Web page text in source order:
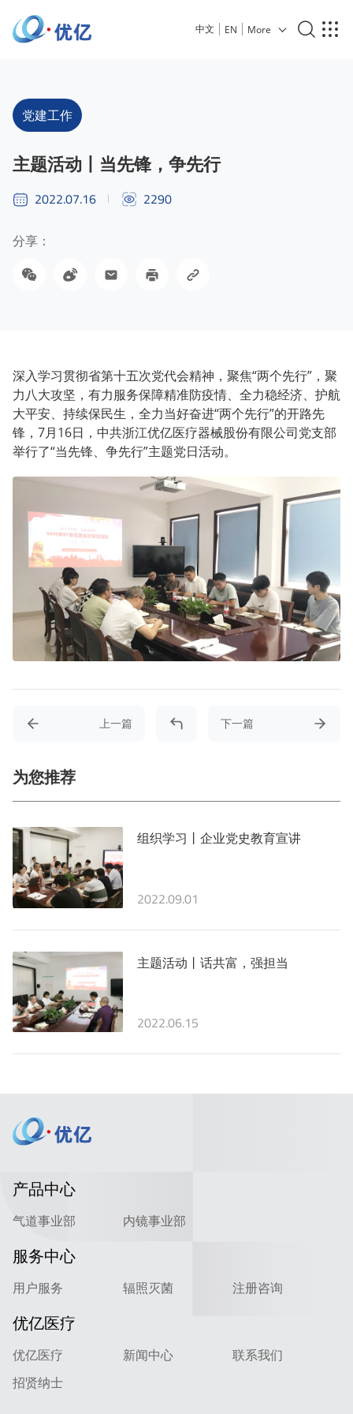
中文 EN More
党建工作
主题活动丨当先锋，争先行
2022.07.16 2290
分享：
深入学习贯彻省第十五次党代会精神，聚焦“两个先行”，聚
力八大攻坚，有力服务保障精准防疫情、全力稳经济、护航
大平安、持续保民生，全力当好奋进“两个先行”的开路先
锋，7月16日，中共浙江优亿医疗器械股份有限公司党支部
举行了“当先锋、争先行”主题党日活动。
上一篇 下一篇
为您推荐
组织学习丨企业党史教育宣讲
2022.09.01
主题活动丨话共富，强担当
2022.06.15
产品中心
气道事业部 内镜事业部
服务中心
用户服务 辐照灭菌 注册咨询
优亿医疗
优亿医疗 新闻中心
联系我们
招贤纳士